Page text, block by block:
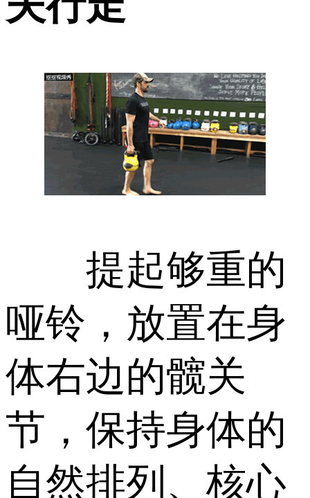
提起够重的
哑铃，放置在身
体右边的髋关
节，保持身体的
自然排列、核心